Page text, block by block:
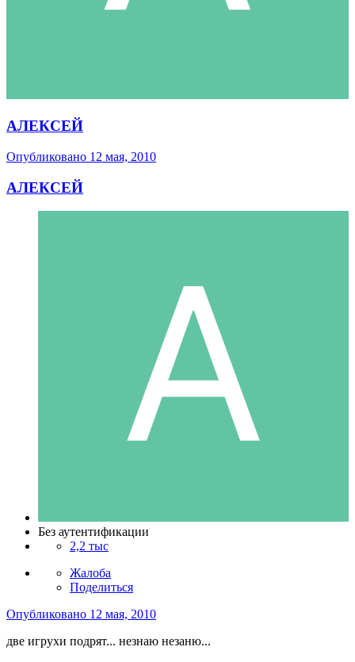
АЛЕКСЕЙ
Опубликовано 12 мая, 2010
АЛЕКСЕЙ
Без аутентификации
2,2 тыс
Жалоба
Поделиться
Опубликовано 12 мая, 2010
две игрухи подрят... незнаю незаню...